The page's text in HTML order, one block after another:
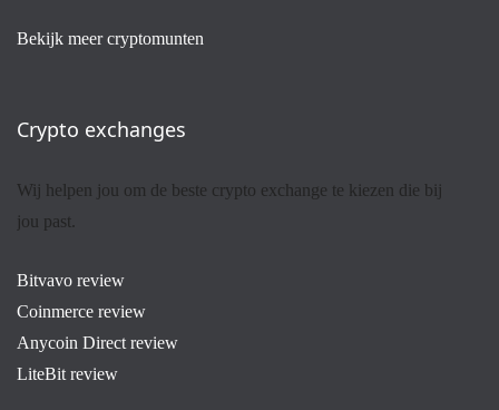
Bekijk meer cryptomunten
Crypto exchanges
Wij helpen jou om de beste crypto exchange te kiezen die bij
jou past.
Bitvavo review
Coinmerce review
Anycoin Direct review
LiteBit review